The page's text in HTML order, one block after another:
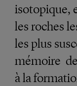
isotopique,
les roches
les plus
mémoire
à la